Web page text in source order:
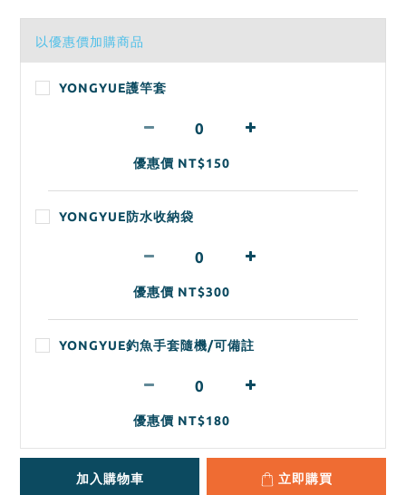
以優惠價加購商品
YONGYUE護竿套
優惠價 NT$150
YONGYUE防水收納袋
優惠價 NT$300
YONGYUE釣魚手套隨機/可備註
優惠價 NT$180
加入購物車 立即購買